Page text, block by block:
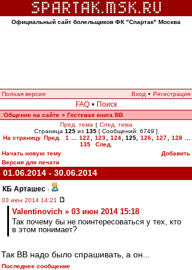
Официальный сайт болельщиков ФК "Спартак" Москва
Полная версия Вход • Регистрация
FAQ • Поиск
Общение на сайте » Гостевая книга ВВ
Пред. тема | След. тема
Страница 125 из 135 [ Сообщений: 6749 ]
На страницу Пред. 1 122 123 124 125, 126 127 128
135
След.
Начать новую тему
Добавить
Версия для печати
01.06.2014 - 30.06.2014
КБ Арташес -
03 июн 2014 14:21
Valentinovich » 03 июн 2014 15:18
Так почему бы не поинтересоваться у тех, кто
в этом понимает?
Так ВВ надо было спрашивать, а он...
Последнее сообщение